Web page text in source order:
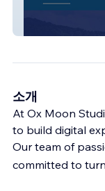
소개
At Ox Moon
to build digital
Our team of
committed to